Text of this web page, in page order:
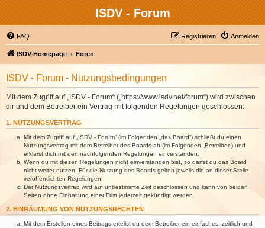
ISDV - Forum
FAQ Anmelden
Registrieren
ISDV-Homepage Foren
ISDV - Forum - Nutzungsbedingungen
Mit dem Zugriff auf „ISDV - Forum“ („https://www.isdv.net/forum“) wird zwischen
dir und dem Betreiber ein Vertrag mit folgenden Regelungen geschlossen:
1. NUTZUNGSVERTRAG
Mit dem Zugriff auf „ISDV - Forum“ (im Folgenden „das Board“) schließt du einen
Nutzungsvertrag mit dem Betreiber des Boards ab (im Folgenden „Betreiber“) und
erklärst dich mit den nachfolgenden Regelungen einverstanden.
Wenn du mit diesen Regelungen nicht einverstanden bist, so darfst du das Board
nicht weiter nutzen. Für die Nutzung des Boards gelten jeweils die an dieser Stelle
veröffentlichten Regelungen.
Der Nutzungsvertrag wird auf unbestimmte Zeit geschlossen und kann von beiden
Seiten ohne Einhaltung einer Frist jederzeit gekündigt werden.
2. EINRÄUMUNG VON NUTZUNGSRECHTEN
Mit dem Erstellen eines Beitrags erteilst du dem Betreiber ein einfaches, zeitlich und